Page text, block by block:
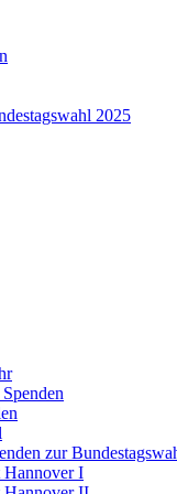
2025
zur
Hannover I